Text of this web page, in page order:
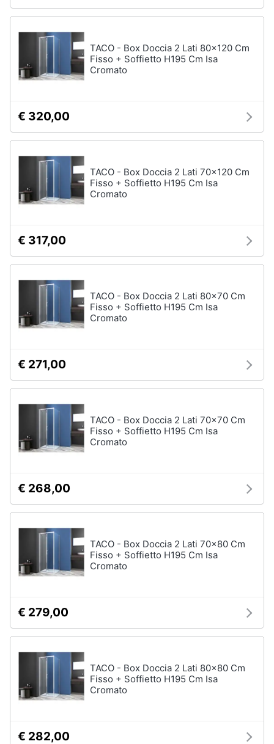
TACO - Box Doccia 2 Lati 80x120 Cm
Fisso + Soffietto H195 Cm Isa
Cromato
€ 320,00
TACO - Box Doccia 2 Lati 70x120 Cm
Fisso + Soffietto H195 Cm Isa
Cromato
€ 317,00
TACO - Box Doccia 2 Lati 80x70 Cm
Fisso + Soffietto H195 Cm Isa
Cromato
€ 271,00
TACO - Box Doccia 2 Lati 70x70 Cm
Fisso + Soffietto H195 Cm Isa
Cromato
€ 268,00
TACO - Box Doccia 2 Lati 70x80 Cm
Fisso + Soffietto H195 Cm Isa
Cromato
€ 279,00
TACO - Box Doccia 2 Lati 80x80 Cm
Fisso + Soffietto H195 Cm Isa
Cromato
€ 282,00